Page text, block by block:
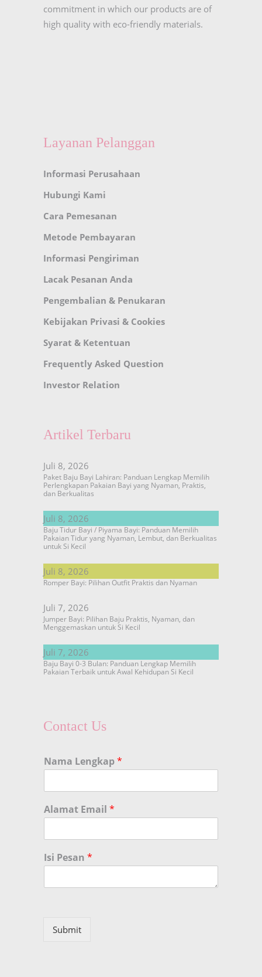
commitment in which our products are of
high quality with eco-friendly materials.
Layanan Pelanggan
Informasi Perusahaan
Hubungi Kami
Cara Pemesanan
Metode Pembayaran
Informasi Pengiriman
Lacak Pesanan Anda
Pengembalian & Penukaran
Kebijakan Privasi & Cookies
Syarat & Ketentuan
Frequently Asked Question
Investor Relation
Artikel Terbaru
Juli 8, 2026
Paket Baju Bayi Lahiran: Panduan Lengkap Memilih
Perlengkapan Pakaian Bayi yang Nyaman, Praktis,
dan Berkualitas
Juli 8, 2026
Baju Tidur Bayi / Piyama Bayi: Panduan Memilih
Pakaian Tidur yang Nyaman, Lembut, dan Berkualitas
untuk Si Kecil
Juli 8, 2026
Romper Bayi: Pilihan Outfit Praktis dan Nyaman
Juli 7, 2026
Jumper Bayi: Pilihan Baju Praktis, Nyaman, dan
Menggemaskan untuk Si Kecil
Juli 7, 2026
Baju Bayi 0-3 Bulan: Panduan Lengkap Memilih
Pakaian Terbaik untuk Awal Kehidupan Si Kecil
Contact Us
Nama Lengkap*
Alamat Email *
Isi Pesan *
Submit